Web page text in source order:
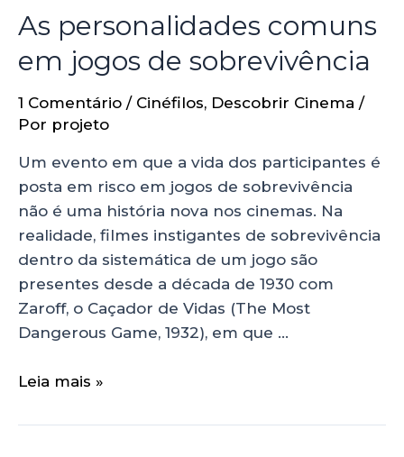
As personalidades comuns
em jogos de sobrevivência
1 Comentário / Cinéfilos, Descobrir Cinema /
Por projeto
Um evento em que a vida dos participantes é
posta em risco em jogos de sobrevivência
não é uma história nova nos cinemas. Na
realidade, filmes instigantes de sobrevivência
dentro da sistemática de um jogo são
presentes desde a década de 1930 com
Zaroff, o Caçador de Vidas (The Most
Dangerous Game, 1932), em que …
Leia mais »